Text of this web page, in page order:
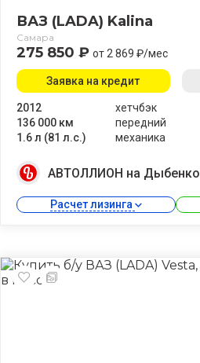
ВАЗ (LADA) Kalina
Самара
275 850 ₽ от 2 869 ₽/мес
2012
136 000 км
1.6 л (81 л.с.)
хетчбэк
передний
механика
Заявка на кредит
АВТОЛЛИОН на Дыбенко
Расчет лизинга